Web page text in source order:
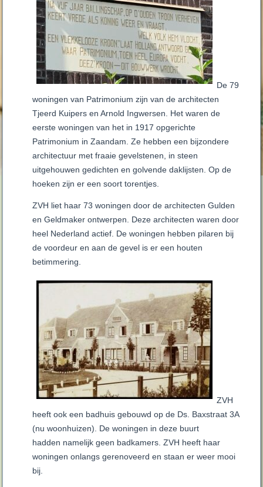
De 79
woningen van Patrimonium zijn van de architecten
Tjeerd Kuipers en Arnold Ingwersen. Het waren de
eerste woningen van het in 1917 opgerichte
Patrimonium in Zaandam. Ze hebben een bijzondere
architectuur met fraaie gevelstenen, in steen
uitgehouwen gedichten en golvende daklijsten. Op de
hoeken zijn er een soort torentjes.
ZVH liet haar 73 woningen door de architecten Gulden
en Geldmaker ontwerpen. Deze architecten waren door
heel Nederland actief. De woningen hebben pilaren bij
de voordeur en aan de gevel is er een houten
betimmering.
ZVH
heeft ook een badhuis gebouwd op de Ds. Baxstraat 3A
(nu woonhuizen). De woningen in deze buurt
hadden namelijk geen badkamers. ZVH heeft haar
woningen onlangs gerenoveerd en staan er weer mooi
bij.